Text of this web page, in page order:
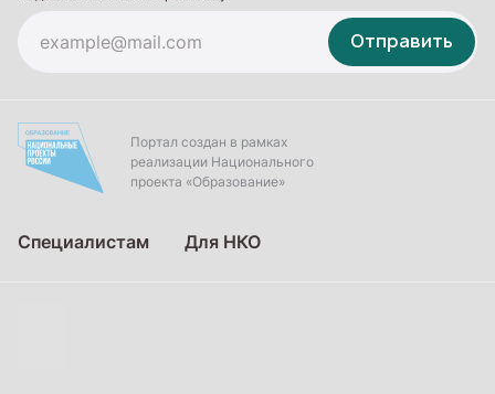
Отправить
Портал создан в рамках
реализации Национального
проекта «Образование»
Специалистам Для НКО